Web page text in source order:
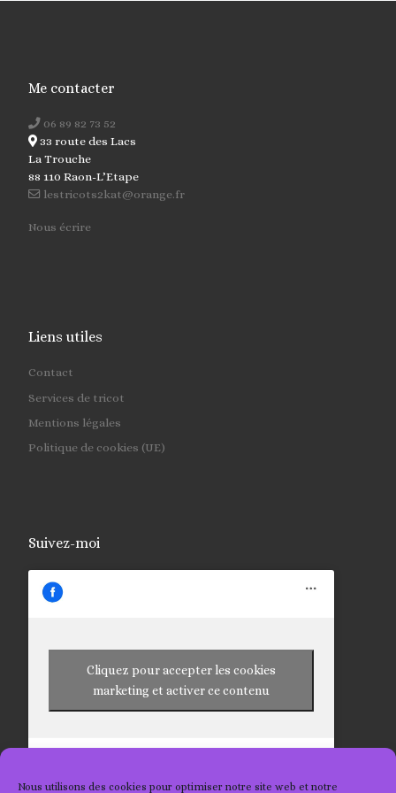
Nous utilisons des cookies pour optimiser notre site web et notre
Me contacter
06 89 82 73 52
33 route des Lacs
La Trouche
88 110 Raon-L’Etape
lestricots2kat@orange.fr
Nous écrire
Liens utiles
Contact
Services de tricot
Mentions légales
Politique de cookies (UE)
Suivez-moi
Cliquez pour accepter les cookies
marketing et activer ce contenu